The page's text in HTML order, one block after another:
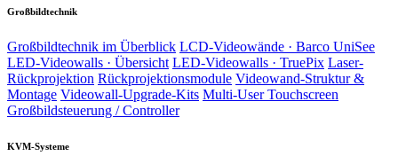
Großbildtechnik
Großbildtechnik im Überblick LCD-Videowände · Barco UniSee
LED-Videowalls · Übersicht LED-Videowalls · TruePix Laser-
Rückprojektion Rückprojektionsmodule Videowand-Struktur &
Montage Videowall-Upgrade-Kits Multi-User Touchscreen
Großbildsteuerung / Controller
KVM-Systeme